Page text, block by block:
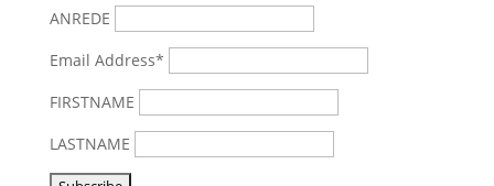
ANREDE
Email Address*
FIRSTNAME
LASTNAME